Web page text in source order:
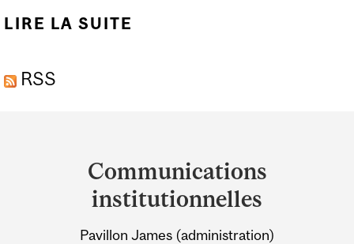
LIRE LA SUITE
STATISTIQUE
RSS
University
Information
Communications
institutionnelles
Pavillon James (administration)